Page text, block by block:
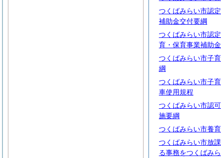
つくばみらい市認
補助金交付要綱
つくばみらい市認
育・保育事業補助
つくばみらい市子
綱
つくばみらい市子
車使用規程
つくばみらい市認
施要綱
つくばみらい市養
つくばみらい市放
る事務をつくばみ